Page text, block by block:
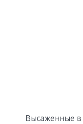
Высаженные в